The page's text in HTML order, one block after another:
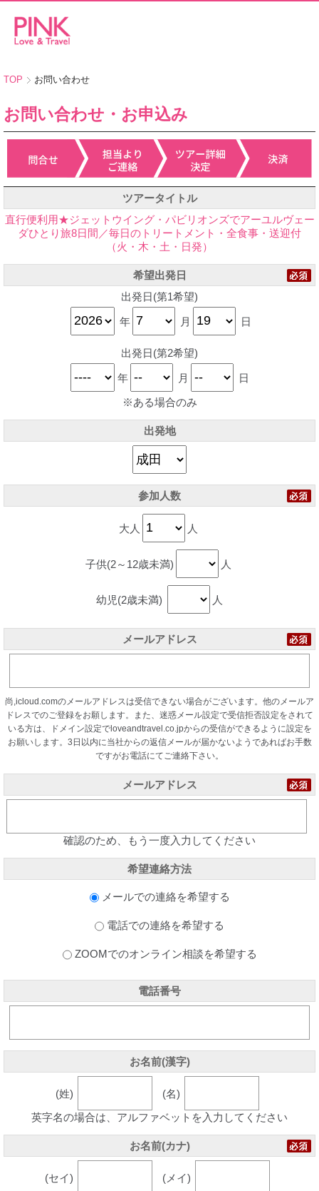
TOP お問い合わせ
お問い合わせ・お申込み
ツアータイトル
直行便利用★ジェットウイング・パビリオンズでアーユルヴェー
ダひとり旅8日間／毎日のトリートメント・全食事・送迎付
（火・木・土・日発）
希望出発日
出発日(第1希望)
年 月 日
出発日(第2希望)
年 月 日
※ある場合のみ
出発地
参加人数
大人 人
子供(2～12歳未満) 人
幼児(2歳未満) 人
メールアドレス
尚,icloud.comのメールアドレスは受信できない場合がございます。他のメールア
ドレスでのご登録をお願します。また、迷惑メール設定で受信拒否設定をされて
いる方は、ドメイン設定でloveandtravel.co.jpからの受信ができるように設定を
お願いします。3日以内に当社からの返信メールが届かないようであればお手数
ですがお電話にてご連絡下さい。
メールアドレス
確認のため、もう一度入力してください
希望連絡方法
メールでの連絡を希望する
電話での連絡を希望する
ZOOMでのオンライン相談を希望する
電話番号
お名前(漢字)
(姓)
(名)
英字名の場合は、アルファベットを入力してください
お名前(カナ)
(セイ) (メイ)